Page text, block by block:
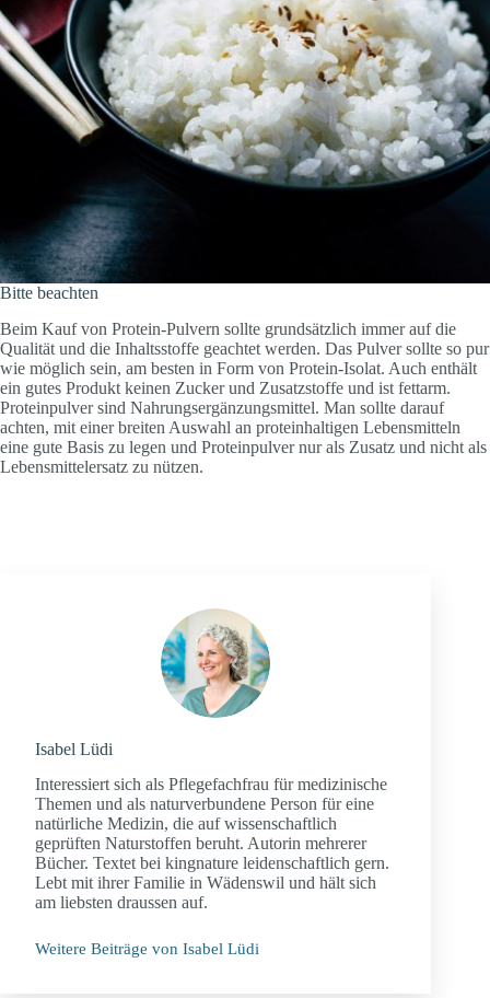
Bitte beachten
Beim Kauf von Protein-Pulvern sollte grundsätzlich immer auf die
Qualität und die Inhaltsstoffe geachtet werden. Das Pulver sollte so pur
wie möglich sein, am besten in Form von Protein-Isolat. Auch enthält
ein gutes Produkt keinen Zucker und Zusatzstoffe und ist fettarm.
Proteinpulver sind Nahrungsergänzungsmittel. Man sollte darauf
achten, mit einer breiten Auswahl an proteinhaltigen Lebensmitteln
eine gute Basis zu legen und Proteinpulver nur als Zusatz und nicht als
Lebensmittelersatz zu nützen.
Isabel Lüdi
Interessiert sich als Pflegefachfrau für medizinische
Themen und als naturverbundene Person für eine
natürliche Medizin, die auf wissenschaftlich
geprüften Naturstoffen beruht. Autorin mehrerer
Bücher. Textet bei kingnature leidenschaftlich gern.
Lebt mit ihrer Familie in Wädenswil und hält sich
am liebsten draussen auf.
Weitere Beiträge von Isabel Lüdi